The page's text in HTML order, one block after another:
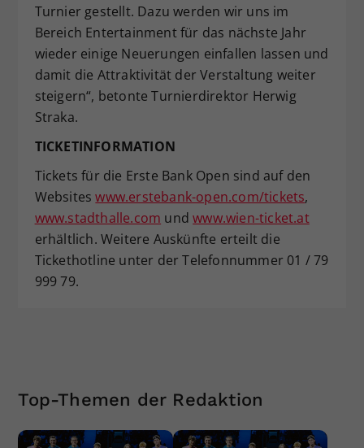
Turnier gestellt. Dazu werden wir uns im
Bereich Entertainment für das nächste Jahr
wieder einige Neuerungen einfallen lassen und
damit die Attraktivität der Verstaltung weiter
steigern“, betonte Turnierdirektor Herwig
Straka.
TICKETINFORMATION
Tickets für die Erste Bank Open sind auf den
Websiteswww.erstebank-open.com/tickets,
www.stadthalle.com undwww.wien-ticket.at
erhältlich. Weitere Auskünfte erteilt die
Tickethotline unter der Telefonnummer 01 / 79
999 79.
Top-Themen der Redaktion